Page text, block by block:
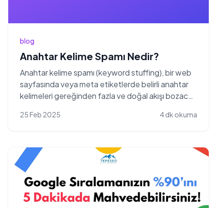
blog
Anahtar Kelime Spamı Nedir?
Anahtar kelime spamı (keyword stuffing), bir web
sayfasında veya meta etiketlerde belirli anahtar
kelimeleri gereğinden fazla ve doğal akışı bozacak
25 Feb 2025 4 dk okuma